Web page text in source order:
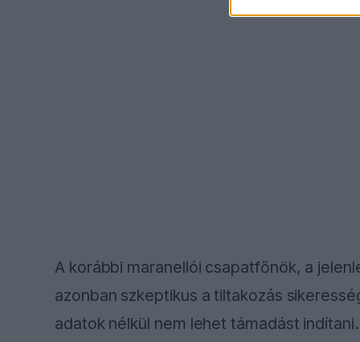
A korábbi maranellói csapatfőnök, a
azonban szkeptikus a tiltakozás
adatok nélkül nem lehet támadást indítani.